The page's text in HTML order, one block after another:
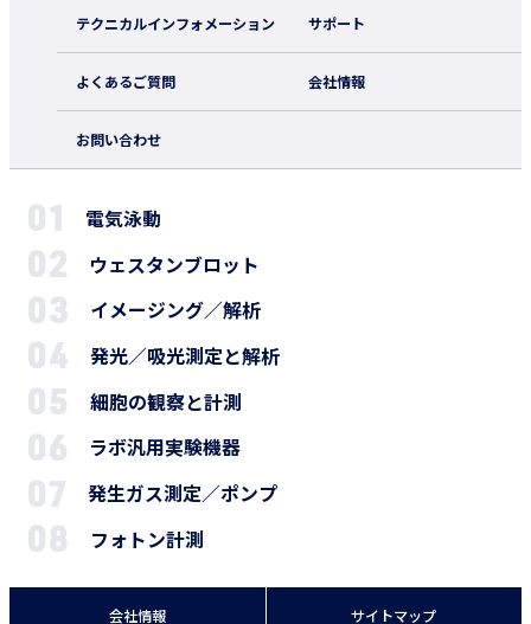
テクニカルインフォメーション サポート
よくあるご質問 会社情報
お問い合わせ
電気泳動
ウェスタンブロット
イメージング／解析
発光／吸光測定と解析
細胞の観察と計測
ラボ汎用実験機器
発生ガス測定／ポンプ
フォトン計測
会社情報 サイトマップ